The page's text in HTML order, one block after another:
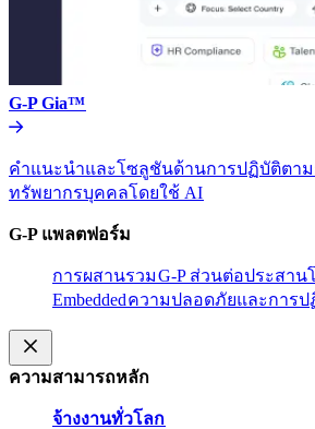
G-P Gia™​​
คำแนะนำและโซลูชันด้านการปฏิบัติตาม
ทรัพยากรบุคคลโดยใช้ AI​​
G-P แพลตฟอร์ม​​
การผสานรวม​​G-P ส่วนต่อประสา
Embedded​​ความปลอดภัยและการป
ความสามารถหลัก​​
จ้างงานทั่วโลก​​